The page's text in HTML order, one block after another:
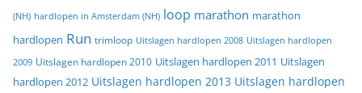
(NH) hardlopen in Amsterdam (NH) loop marathon marathon
hardlopen Run trimloop Uitslagen hardlopen 2008 Uitslagen hardlopen
2009 Uitslagen hardlopen 2010 Uitslagen hardlopen 2011 Uitslagen
hardlopen 2012 Uitslagen hardlopen 2013 Uitslagen hardlopen